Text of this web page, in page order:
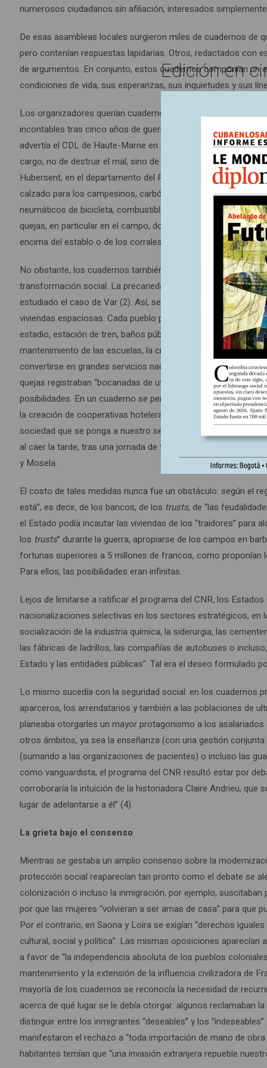
numerosos ciudadanos sin afiliación, interesados
De esas asambleas locales surgieron miles de cuadernos de
pero contenían respuestas lapidarias. Otros, redactados con
de argumentos. En conjunto, estos cuadernos componían un
condiciones de vida, sus esperanzas, sus inquietudes y sus
Los organizadores querían cuadernos orientados hacia el
incontables tras cinco años de guerra. “No se trata de que
advertía el CDL de Haute-Marne en su folleto informativo
cargo, no de destruir el mal, sino de formular cómo
Hubersent, en el departamento del Paso de Calais, los
calzado para los campesinos, carbón y clavos para el
neumáticos de bicicleta, combustible, cuerda, leche para los
quejas, en particular en el campo, donde los trabajadores
encima del establo o de los corrales.
No obstante, los cuadernos también estaban impregnados
transformación social. La precariedad no les impidió formular
estudiado el caso de Var (2). Así, se reclamaba la
viviendas espaciosas. Cada pueblo proyectaba sus propios
estadio, estación de tren, baños públicos, clubes. En el
mantenimiento de las escuelas, la creación de estadios,
convertirse en grandes servicios nacionales al mismo nivel
quejas registraban “bocanadas de utopías sociales” –en
posibilidades. En un cuaderno se permiten imaginar que el
la creación de cooperativas hoteleras económicas para que
sociedad que se ponga a nuestro servicio durante quince
al caer la tarde, tras una jornada de trabajo especialmente
y Mosela.
El costo de tales medidas nunca fue un obstáculo: según el
está”, es decir, de los bancos, de los trusts, de “las
el Estado podía incautar las viviendas de los “traidores” para
los trusts” durante la guerra, apropiarse de los campos en
fortunas superiores a 5 millones de francos, como
Para ellos, las posibilidades eran infinitas.
Lejos de limitarse a ratificar el programa del CNR, los
nacionalizaciones selectivas en los sectores estratégicos,
socialización de la industria química, la siderurgia, las
las fábricas de ladrillos, las compañías de autobuses o
Estado y las entidades públicas”. Tal era el deseo formulado
Lo mismo sucedía con la seguridad social: en los cuadernos
aparceros, los arrendatarios y también a las poblaciones de
planeaba otorgarles un mayor protagonismo a los
otros ámbitos, ya sea la enseñanza (con una gestión
(sumando a las organizaciones de pacientes) o incluso las
como vanguardista, el programa del CNR resultó estar por
corroboraría la intuición de la historiadora Claire Andrieu, que
lugar de adelantarse a él” (4).
La grieta bajo el consenso
Mientras se gestaba un amplio consenso sobre la
protección social reaparecían tan pronto como el debate se
colonización o incluso la inmigración, por ejemplo,
por que las mujeres “volvieran a ser amas de casa” para que
Por el contrario, en Saona y Loira se exigían “derechos
cultural, social y política”. Las mismas oposiciones
a favor de “la independencia absoluta de los pueblos
mantenimiento y la extensión de la influencia civilizadora de
mayoría de los cuadernos se reconocía la necesidad de
acerca de qué lugar se le debía otorgar: algunos reclamaban
distinguir entre los inmigrantes “deseables” y los
manifestaron el rechazo a “toda importación de mano de
habitantes temían que “una invasión extranjera repueble
Edición en